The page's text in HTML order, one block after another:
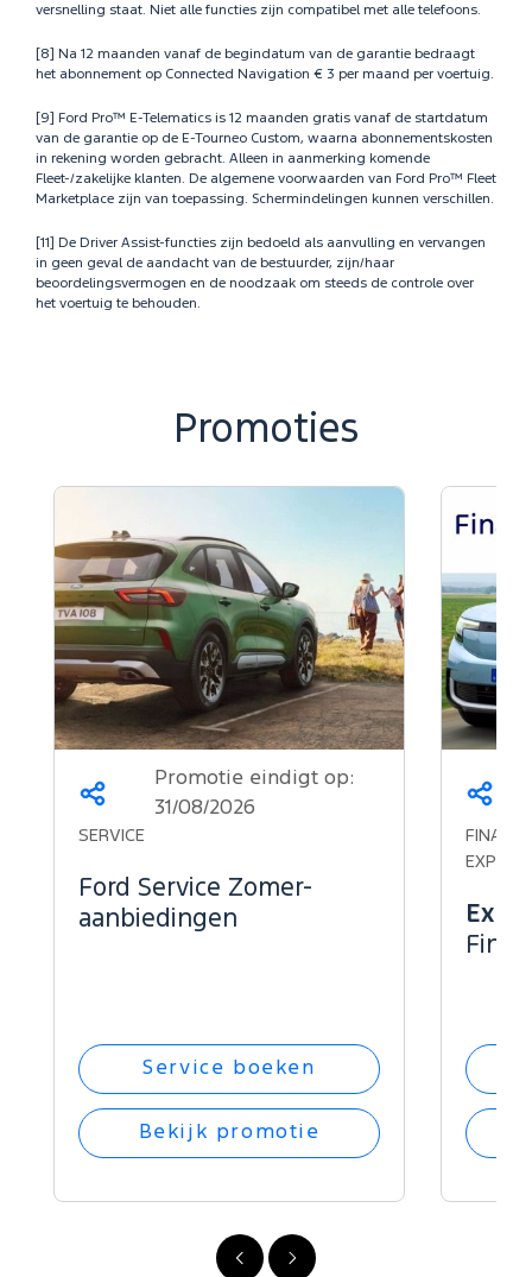
versnelling staat. Niet alle functies zijn compatibel met alle telefoons.
[8] Na 12 maanden vanaf de begindatum van de garantie bedraagt
het abonnement op Connected Navigation € 3 per maand per voertuig.
[9] Ford Pro™ E-Telematics is 12 maanden gratis vanaf de startdatum
van de garantie op de E-Tourneo Custom, waarna abonnementskosten
in rekening worden gebracht. Alleen in aanmerking komende
Fleet-/zakelijke klanten. De algemene voorwaarden van Ford Pro™ Fleet
Marketplace zijn van toepassing. Schermindelingen kunnen verschillen.
[11] De Driver Assist-functies zijn bedoeld als aanvulling en vervangen
in geen geval de aandacht van de bestuurder, zijn/haar
beoordelingsvermogen en de noodzaak om steeds de controle over
het voertuig te behouden.
Promoties
Volgende
Vorige
Deel
op...
Promotie eindigt op:
31/08/2026
SERVICE
Ford Service Zomer-
aanbiedingen
Service boeken
Bekijk promotie
Deel
op...